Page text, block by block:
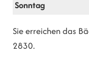
Sonntag
Sie erreichen das
2830.